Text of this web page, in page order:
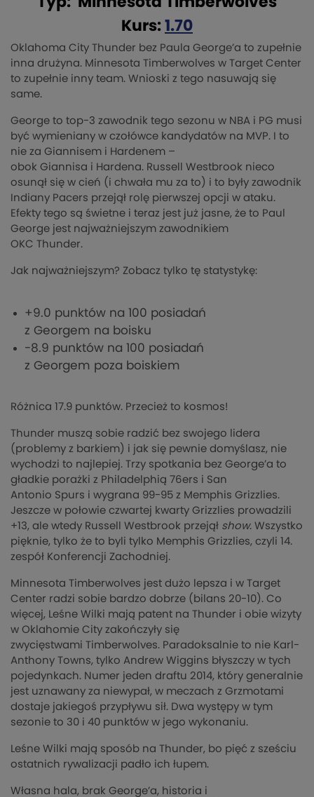
Kurs: 1.70
Oklahoma City Thunder bez Paula George’a to zupełnie
inna drużyna. Minnesota Timberwolves w Target Center
to zupełnie inny team. Wnioski z tego nasuwają się
same.
George to top-3 zawodnik tego sezonu w NBA i PG musi
być wymieniany w czołówce kandydatów na MVP. I to
nie za Giannisem i Hardenem –
obok Giannisa i Hardena. Russell Westbrook nieco
osunął się w cień (i chwała mu za to) i to były zawodnik
Indiany Pacers przejął rolę pierwszej opcji w ataku.
Efekty tego są świetne i teraz jest już jasne, że to Paul
George jest najważniejszym zawodnikiem
OKC Thunder.
Jak najważniejszym? Zobacz tylko tę statystykę:
+9.0 punktów na 100 posiadań
z Georgem na boisku
-8.9 punktów na 100 posiadań
z Georgem poza boiskiem
Różnica 17.9 punktów. Przecież to kosmos!
Thunder muszą sobie radzić bez swojego lidera
(problemy z barkiem) i jak się pewnie domyślasz, nie
wychodzi to najlepiej. Trzy spotkania bez George’a to
gładkie porażki z Philadelphią 76ers i San
Antonio Spurs i wygrana 99-95 z Memphis Grizzlies.
Jeszcze w połowie czwartej kwarty Grizzlies prowadzili
+13, ale wtedy Russell Westbrook przejął show. Wszystko
pięknie, tylko że to byli tylko Memphis Grizzlies, czyli 14.
zespół Konferencji Zachodniej.
Minnesota Timberwolves jest dużo lepsza i w Target
Center radzi sobie bardzo dobrze (bilans 20-10). Co
więcej, Leśne Wilki mają patent na Thunder i obie wizyty
w Oklahomie City zakończyły się
zwycięstwami Timberwolves. Paradoksalnie to nie Karl-
Anthony Towns, tylko Andrew Wiggins błyszczy w tych
pojedynkach. Numer jeden draftu 2014, który generalnie
jest uznawany za niewypał, w meczach z Grzmotami
dostaje jakiegoś przypływu sił. Dwa występy w tym
sezonie to 30 i 40 punktów w jego wykonaniu.
Leśne Wilki mają sposób na Thunder, bo pięć z sześciu
ostatnich rywalizacji padło ich łupem.
Własna hala, brak George’a, historia i